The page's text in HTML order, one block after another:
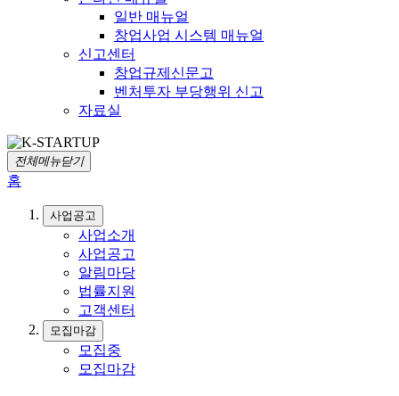
일반 매뉴얼
창업사업 시스템 매뉴얼
신고센터
창업규제신문고
벤처투자 부당행위 신고
자료실
전체메뉴닫기
홈
사업공고
사업소개
사업공고
알림마당
법률지원
고객센터
모집마감
모집중
모집마감